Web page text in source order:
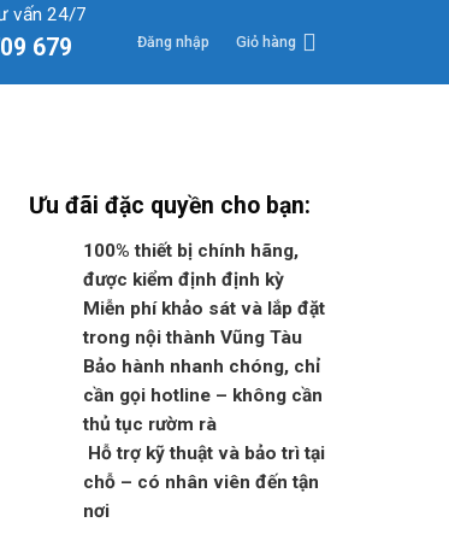
vấn 24/7
679 Đăng nhập Giỏ hàng
Ưu đãi đặc quyền cho bạn:
100% thiết bị chính hãng,
được kiểm định định kỳ
Miễn phí khảo sát và lắp đặt
trong nội thành Vũng Tàu
Bảo hành nhanh chóng, chỉ
cần gọi hotline – không cần
thủ tục rườm rà
Hỗ trợ kỹ thuật và bảo trì tại
chỗ – có nhân viên đến tận
nơi